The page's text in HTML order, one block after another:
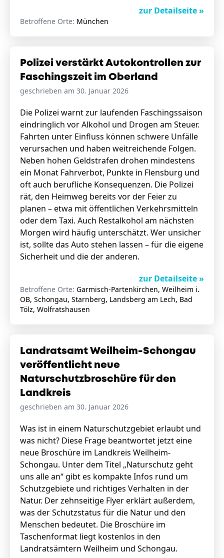
zur Detailseite »
Betroffene Orte: München
Polizei verstärkt Autokontrollen zur
Faschingszeit im Oberland
geschrieben am 30. Januar 2026
Die Polizei warnt zur laufenden Faschingssaison
eindringlich vor Alkohol und Drogen am Steuer.
Fahrten unter Einfluss können schwere Unfälle
verursachen und haben weitreichende Folgen.
Neben hohen Geldstrafen drohen mindestens
ein Monat Fahrverbot, Punkte in Flensburg und
oft auch berufliche Konsequenzen. Die Polizei
rät, den Heimweg bereits vor der Feier zu
planen – etwa mit öffentlichen Verkehrsmitteln
oder dem Taxi. Auch Restalkohol am nächsten
Morgen wird häufig unterschätzt. Wer unsicher
ist, sollte das Auto stehen lassen – für die eigene
Sicherheit und die der anderen.
zur Detailseite »
Betroffene Orte: Garmisch-Partenkirchen, Weilheim i.
OB, Schongau, Starnberg, Landsberg am Lech, Bad
Tölz, Wolfratshausen
Landratsamt Weilheim-Schongau
veröffentlicht neue
Naturschutzbroschüre für den
Landkreis
geschrieben am 30. Januar 2026
Was ist in einem Naturschutzgebiet erlaubt und
was nicht? Diese Frage beantwortet jetzt eine
neue Broschüre im Landkreis Weilheim-
Schongau. Unter dem Titel „Naturschutz geht
uns alle an“ gibt es kompakte Infos rund um
Schutzgebiete und richtiges Verhalten in der
Natur. Der zehnseitige Flyer erklärt außerdem,
was der Schutzstatus für die Natur und den
Menschen bedeutet. Die Broschüre im
Taschenformat liegt kostenlos in den
Landratsämtern Weilheim und Schongau.